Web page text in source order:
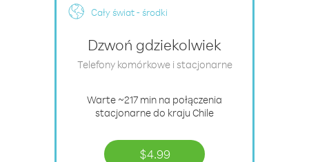
Cały świat - środki
Dzwoń gdziekolwiek
Telefony komórkowe i stacjonarne
Warte ~217 min na połączenia
stacjonarne do kraju Chile
$4.99